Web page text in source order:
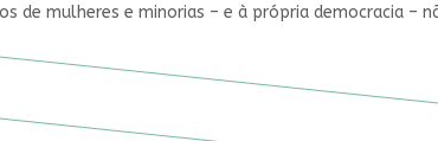
de mulheres e minorias – e à própria democracia –